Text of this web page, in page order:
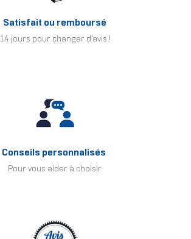
Satisfait ou remboursé
14 jours pour changer d'avis !
Conseils personnalisés
Pour vous aider à choisir